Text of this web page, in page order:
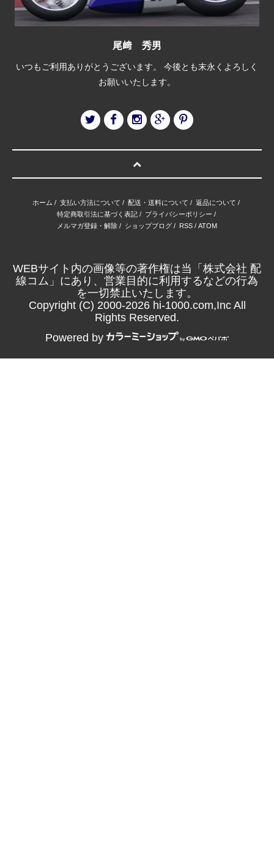
尾﨑 秀男
いつもご利用ありがとうございます。 今後とも末永くよろしく
お願いいたします。
ホーム / 支払い方法について / 配送・送料について / 返品について /
特定商取引法に基づく表記/ プライバシーポリシー /
メルマガ登録・解除 / ショップブログ / RSS / ATOM
WEBサイト内の画像等の著作権は当「株式会社 配
線コム」にあり、営業目的に利用するなどの行為
を一切禁止いたします。
Copyright (C) 2000-2026 hi-1000.com,Inc All
Rights Reserved.
Powered by